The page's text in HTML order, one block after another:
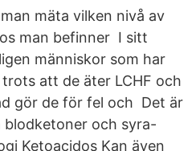
mäta vilken nivå av
man befinner I sitt
människor som har
att de äter LCHF och
gör de för fel och Det är
och syra-
Ketoacidos Kan även